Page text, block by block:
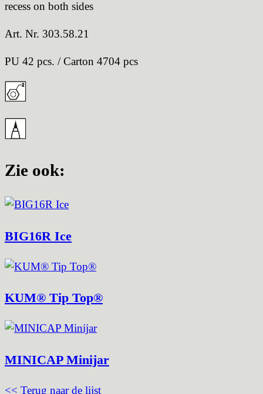
recess on both sides
Art. Nr. 303.58.21
PU 42 pcs. / Carton 4704 pcs
Zie ook:
BIG16R Ice
KUM® Tip Top®
MINICAP Minijar
<< Terug naar de lijst